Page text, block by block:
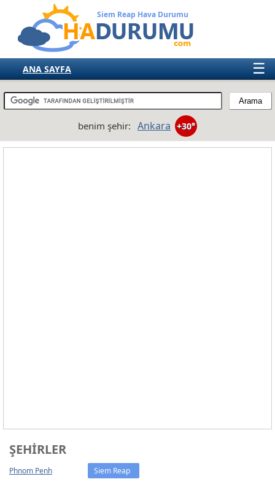
Siem Reap Hava Durumu
☰
ANA SAYFA
TÜRKİYE
AVRUPA
benim şehir: Ankara +30°
ŞEHIRLER
Phnom Penh Siem Reap